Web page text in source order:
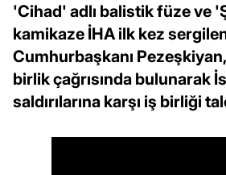
'Cihad' adlı balistik füze ve
kamikaze İHA ilk kez
Cumhurbaşkanı
birlik çağrısında bulunarak
saldırılarına karşı iş birliği